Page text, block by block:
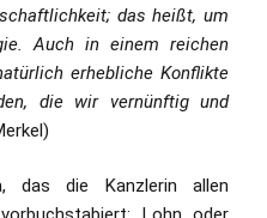
das heißt, um
Auch in einem reichen
erhebliche Konflikte
die wir vernünftig und
das die Kanzlerin allen